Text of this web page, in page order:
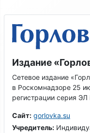
Издание
Сетевое издание
в Роскомнадзоре 25
регистрации серия
Сайт: gorlovka.su
Учредитель: